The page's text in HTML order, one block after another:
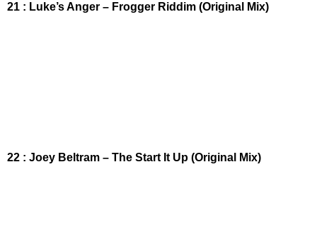
21 : Luke’s Anger – Frogger Riddim (Original Mix)
22 : Joey Beltram – The Start It Up (Original Mix)